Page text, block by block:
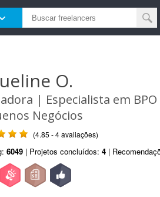
O.
| Especialista em
Negócios
(4.85 - 4 avaliações)
6049 | Projetos concluídos: 4 |